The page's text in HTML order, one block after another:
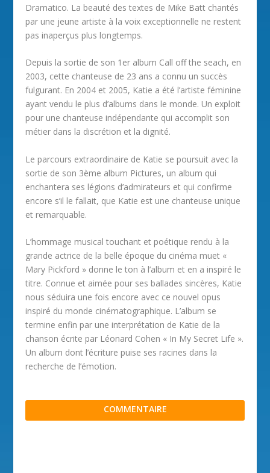
Dramatico. La beauté des textes de Mike Batt chantés
par une jeune artiste à la voix exceptionnelle ne restent
pas inaperçus plus longtemps.
Depuis la sortie de son 1er album Call off the seach, en
2003, cette chanteuse de 23 ans a connu un succès
fulgurant. En 2004 et 2005, Katie a été l’artiste féminine
ayant vendu le plus d’albums dans le monde. Un exploit
pour une chanteuse indépendante qui accomplit son
métier dans la discrétion et la dignité.
Le parcours extraordinaire de Katie se poursuit avec la
sortie de son 3ème album Pictures, un album qui
enchantera ses légions d’admirateurs et qui confirme
encore s’il le fallait, que Katie est une chanteuse unique
et remarquable.
L’hommage musical touchant et poétique rendu à la
grande actrice de la belle époque du cinéma muet «
Mary Pickford » donne le ton à l’album et en a inspiré le
titre. Connue et aimée pour ses ballades sincères, Katie
nous séduira une fois encore avec ce nouvel opus
inspiré du monde cinématographique. L’album se
termine enfin par une interprétation de Katie de la
chanson écrite par Léonard Cohen « In My Secret Life ».
Un album dont l’écriture puise ses racines dans la
recherche de l’émotion.
COMMENTAIRE